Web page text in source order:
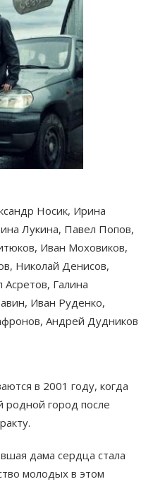
Носик, Ирина
Лукина, Павел Попов,
Иван Моховиков,
Николай Денисов,
Галина
Иван Руденко,
Андрей Дудников
в 2001 году, когда
родной город после
дама сердца стала
молодых в этом